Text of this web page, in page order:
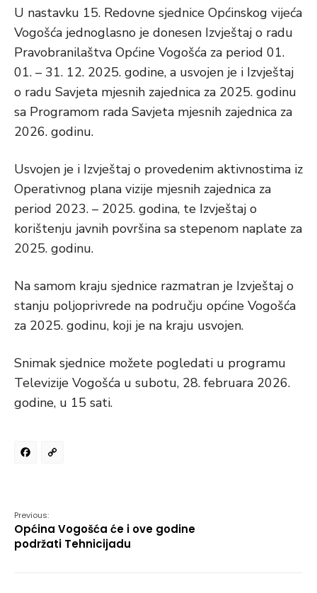
U nastavku 15. Redovne sjednice Općinskog vijeća
Vogošća jednoglasno je donesen Izvještaj o radu
Pravobranilaštva Općine Vogošća za period 01.
01. – 31. 12. 2025. godine, a usvojen je i Izvještaj
o radu Savjeta mjesnih zajednica za 2025. godinu
sa Programom rada Savjeta mjesnih zajednica za
2026. godinu.
Usvojen je i Izvještaj o provedenim aktivnostima iz
Operativnog plana vizije mjesnih zajednica za
period 2023. – 2025. godina, te Izvještaj o
korištenju javnih površina sa stepenom naplate za
2025. godinu.
Na samom kraju sjednice razmatran je Izvještaj o
stanju poljoprivrede na području općine Vogošća
za 2025. godinu, koji je na kraju usvojen.
Snimak sjednice možete pogledati u programu
Televizije Vogošća u subotu, 28. februara 2026.
godine, u 15 sati.
Facebook
Previous:
Općina Vogošća će i ove godine
podržati Tehnicijadu